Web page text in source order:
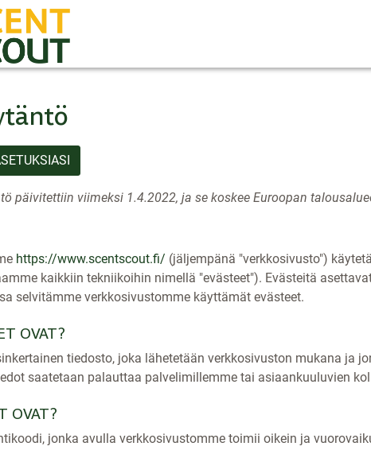
päivitettiin viimeksi 1.4.2022, ja se koskee Euroopan
https://www.scentscout.fi/ (jäljempänä "verkkosivusto")
kaikkiin tekniikoihin nimellä "evästeet"). Evästeitä
selvitämme verkkosivustomme käyttämät evästeet.
OVAT?
tiedosto, joka lähetetään verkkosivuston mukana ja
saatetaan palauttaa palvelimillemme tai asiaankuuluvien
OVAT?
jonka avulla verkkosivustomme toimii oikein ja